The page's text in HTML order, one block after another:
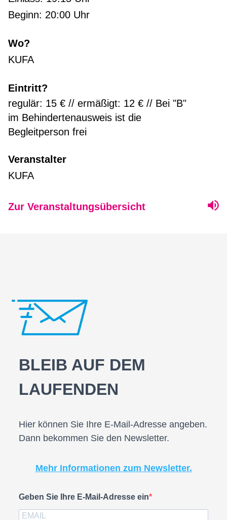
Beginn: 20:00 Uhr
Wo?
KUFA
Eintritt?
regulär: 15 € // ermäßigt: 12 € // Bei "B"
im Behindertenausweis ist die
Begleitperson frei
Veranstalter
KUFA
Zur Veranstaltungsübersicht
BLEIB AUF DEM
LAUFENDEN
Hier können Sie Ihre E-Mail-Adresse angeben.
Dann bekommen Sie den Newsletter.
Mehr Informationen zum Newsletter.
Geben Sie Ihre E-Mail-Adresse ein